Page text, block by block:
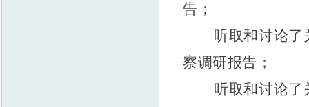
告；
听取和讨论
察调研报告；
听取和讨论